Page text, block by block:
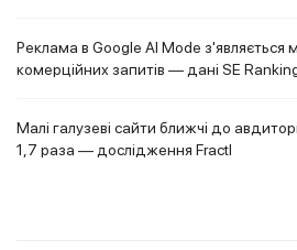
Реклама в Google AI Mode з'являється
комерційних запитів — дані SE
Малі галузеві сайти ближчі до
1,7 раза — дослідження Fractl